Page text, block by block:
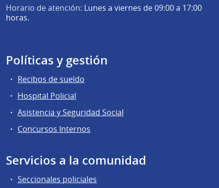
Horario de atención: Lunes a viernes de 09:00 a 17:00
horas.
Políticas y gestión
Recibos de sueldo
Hospital Policial
Asistencia y Seguridad Social
Concursos Internos
Servicios a la comunidad
Seccionales policiales